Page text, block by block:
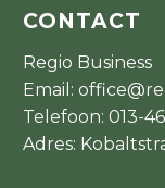
CONTACT
Regio Business
Email:
Telefoon: 013-
Adres: